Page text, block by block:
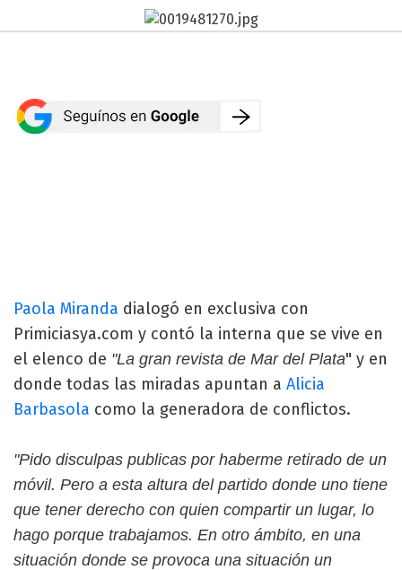
Paola Miranda dialogó en exclusiva con
Primiciasya.com y contó la interna que se vive en
el elenco de "La gran revista de Mar del Plata" y en
donde todas las miradas apuntan a Alicia
Barbasola como la generadora de conflictos.
"Pido disculpas publicas por haberme retirado de un
móvil. Pero a esta altura del partido donde uno tiene
que tener derecho con quien compartir un lugar, lo
hago porque trabajamos. En otro ámbito, en una
situación donde se provoca una situación un